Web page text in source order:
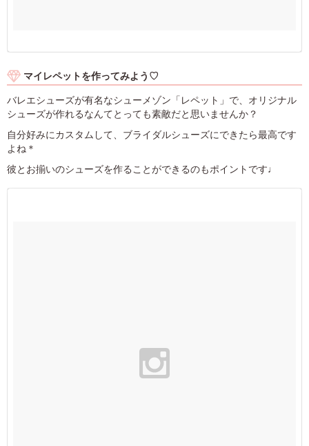
マイレペットを作ってみよう♡
バレエシューズが有名なシューメゾン「レペット」で、オリジナル
シューズが作れるなんてとっても素敵だと思いませんか？
自分好みにカスタムして、ブライダルシューズにできたら最高です
よね＊
彼とお揃いのシューズを作ることができるのもポイントです♩